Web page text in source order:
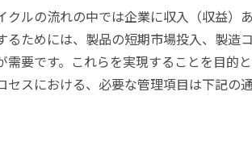
クルの流れの中では企業に収入（収益）
るためには、製品の短期市場投入、製造
需要です。これらを実現することを目的
セスにおける、必要な管理項目は下記の通